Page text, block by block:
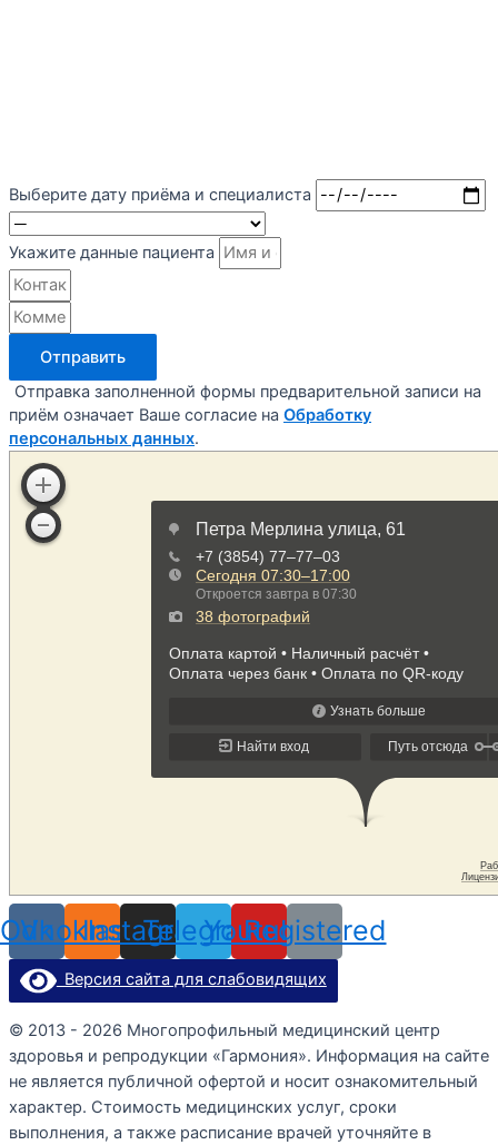
Выберите дату приёма и специалиста
Укажите данные пациента
Отправить
Отправка заполненной формы предварительной записи на
приём означает Ваше согласие на Обработку
персональных данных.
Vk
Odnoklassniki
Instagram
Telegram
Youtube
Registered
Версия сайта для слабовидящих
© 2013 - 2026 Многопрофильный медицинский центр
здоровья и репродукции «Гармония». Информация на сайте
не является публичной офертой и носит ознакомительный
характер. Стоимость медицинских услуг, сроки
выполнения, а также расписание врачей уточняйте в